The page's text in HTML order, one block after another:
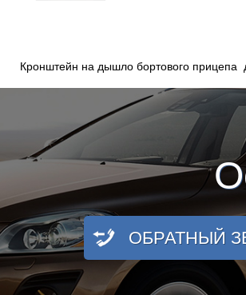
Кронштейн на дышло бортового прицепа
ОБРАТНЫЙ